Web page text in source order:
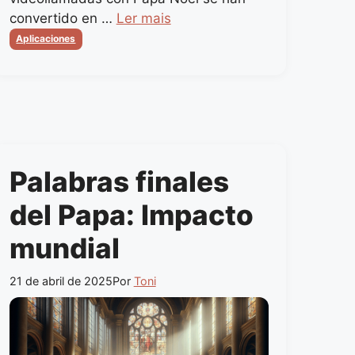
convertido en … Ler mais
Categorias
Aplicaciones
Palabras finales
del Papa: Impacto
mundial
21 de abril de 2025Por Toni